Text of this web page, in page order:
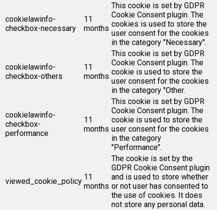
cookielawinfo-
checkbox-necessary
11
months
This cookie is set by GDPR
Cookie Consent plugin. The
cookies is used to store the
user consent for the cookies
in the category "Necessary".
cookielawinfo-
checkbox-others
11
months
This cookie is set by GDPR
Cookie Consent plugin. The
cookie is used to store the
user consent for the cookies
in the category "Other.
cookielawinfo-
checkbox-
performance
11
months
This cookie is set by GDPR
Cookie Consent plugin. The
cookie is used to store the
user consent for the cookies
in the category
"Performance".
viewed_cookie_policy 11
months
The cookie is set by the
GDPR Cookie Consent plugin
and is used to store whether
or not user has consented to
the use of cookies. It does
not store any personal data.